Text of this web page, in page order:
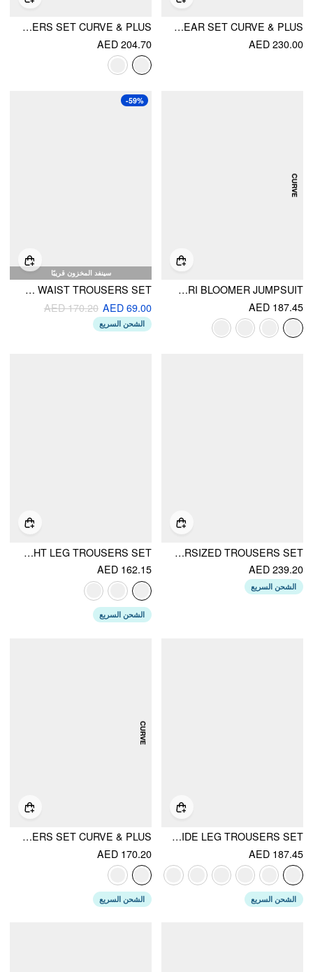
COTTON FLORAL SWEETHEART BOWKNOT CAMI TOP & MID-RISE WIDE-LEG LOUNGEWEAR SET CURVE & PLUS
AED 230.00
LINEN-BLEND V-NECK RUCHED PEPLUM TOP & MID RISE WIDE LEG TROUSERS SET CURVE & PLUS
AED 204.70
V-NECK LACE PANEL DRAWSTRING CAPRI BLOOMER JUMPSUIT
AED 187.45
سينفد المخزون قريبًا
-59%
LINEN-BLEND BOWKNOT SHIRRED CAMI TOP & MID RISE ELASTIC WAIST TROUSERS SET
AED 69.00
AED 170.20
الشحن السريع
LINEN-BLEND ASYMMETRICAL CAMI TOP & MID RISE WIDE LEG OVERSIZED TROUSERS SET
AED 239.20
الشحن السريع
LINEN-BLEND BOAT NECK KNOTTED TOP & MID RISE CAPRI STRAIGHT LEG TROUSERS SET
AED 162.15
الشحن السريع
ASYMMETRICAL NECK RUCHED TOP & MID RISE WIDE LEG TROUSERS SET
AED 187.45
الشحن السريع
COTTON-BLEND BOAT NECK STRIPED BEADED WRAP TOP & MID RISE WIDE LEG TROUSERS SET CURVE & PLUS
AED 170.20
الشحن السريع